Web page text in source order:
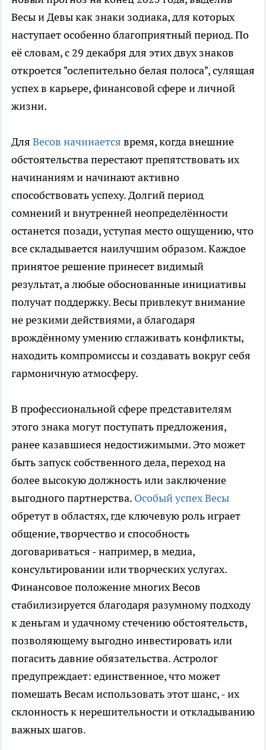
Весы и Девы как знаки зодиака, для которых
наступает особенно благоприятный период. По
её словам, с 29 декабря для этих двух знаков
откроется "ослепительно белая полоса", сулящая
успех в карьере, финансовой сфере и личной
жизни.
Для Весов начинается время, когда внешние
обстоятельства перестают препятствовать их
начинаниям и начинают активно
способствовать успеху. Долгий период
сомнений и внутренней неопределённости
останется позади, уступая место ощущению, что
все складывается наилучшим образом. Каждое
принятое решение принесет видимый
результат, а любые обоснованные инициативы
получат поддержку. Весы привлекут внимание
не резкими действиями, а благодаря
врождённому умению сглаживать конфликты,
находить компромиссы и создавать вокруг себя
гармоничную атмосферу.
В профессиональной сфере представителям
этого знака могут поступать предложения,
ранее казавшиеся недостижимыми. Это может
быть запуск собственного дела, переход на
более высокую должность или заключение
выгодного партнерства. Особый успех Весы
обретут в областях, где ключевую роль играет
общение, творчество и способность
договариваться - например, в медиа,
консультировании или творческих услугах.
Финансовое положение многих Весов
стабилизируется благодаря разумному подходу
к деньгам и удачному стечению обстоятельств,
позволяющему выгодно инвестировать или
погасить давние обязательства. Астролог
предупреждает: единственное, что может
помешать Весам использовать этот шанс, - их
склонность к нерешительности и откладыванию
важных шагов.